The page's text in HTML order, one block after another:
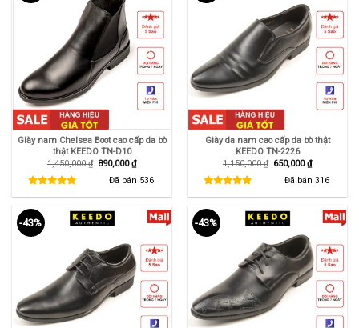
Giày nam Chelsea Boot cao cấp da bò
thật KEEDO TN-D10
1,450,000₫ Giá
1,450,000 ₫.
890,000₫Giá
hiện
tại
là:
Đã bán 536
Giày da nam cao cấp da bò thật
KEEDO TN-2226
1,150,000₫ Giá
1,150,000 ₫.
650,000₫Giá
hiện
tại
là:
Đã bán 316
-43% -43%